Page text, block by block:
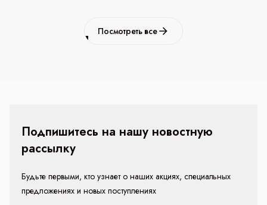
Посмотреть все
Подпишитесь на нашу новостную
рассылку
Будьте первыми, кто узнает о наших акциях, специальных
предложениях и новых поступлениях